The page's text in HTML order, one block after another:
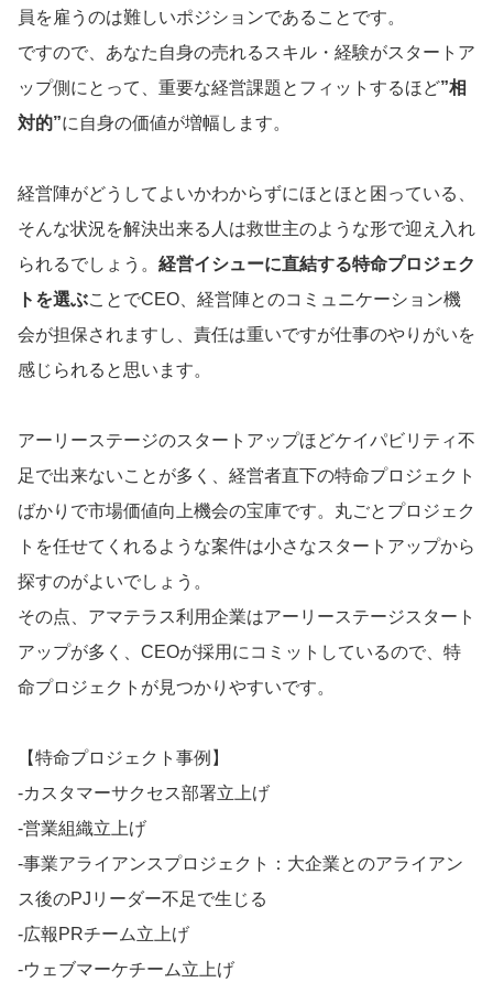
員を雇うのは難しいポジションであることです。
ですので、あなた自身の売れるスキル・経験がスタートア
ップ側にとって、重要な経営課題とフィットするほど”相
対的”に自身の価値が増幅します。
経営陣がどうしてよいかわからずにほとほと困っている、
そんな状況を解決出来る人は救世主のような形で迎え入れ
られるでしょう。 経営イシューに直結する特命プロジェク
トを選ぶことでCEO、経営陣とのコミュニケーション機
会が担保されますし、責任は重いですが仕事のやりがいを
感じられると思います。
アーリーステージのスタートアップほどケイパビリティ不
足で出来ないことが多く、経営者直下の特命プロジェクト
ばかりで市場価値向上機会の宝庫です。丸ごとプロジェク
トを任せてくれるような案件は小さなスタートアップから
探すのがよいでしょう。
その点、アマテラス利用企業はアーリーステージスタート
アップが多く、CEOが採用にコミットしているので、特
命プロジェクトが見つかりやすいです。
【特命プロジェクト事例】
‐カスタマーサクセス部署立上げ
‐営業組織立上げ
‐事業アライアンスプロジェクト：大企業とのアライアン
ス後のPJリーダー不足で生じる
‐広報PRチーム立上げ
‐ウェブマーケチーム立上げ